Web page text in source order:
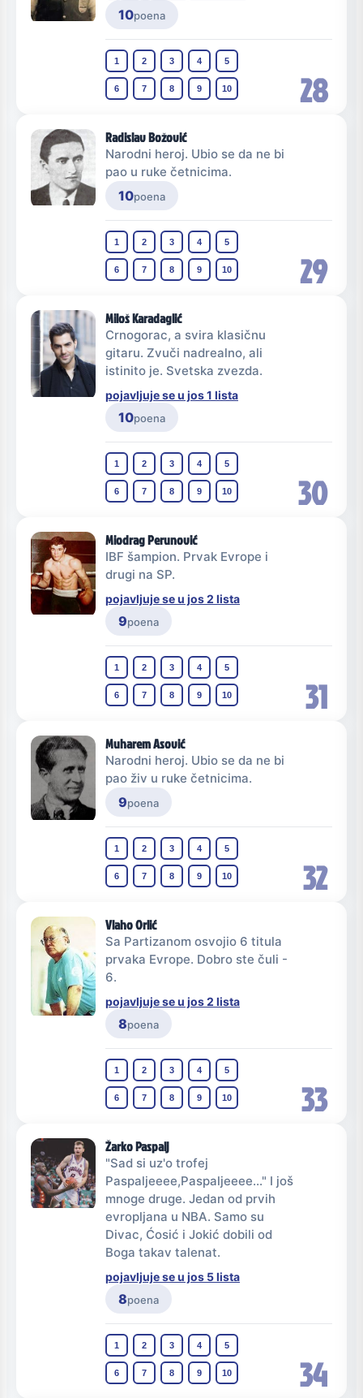
28
10poena
1 2 3 4 5
6 7 8 9 10
29
Radislav Božović
Narodni heroj. Ubio se da ne bi
pao u ruke četnicima.
10poena
1 2 3 4 5
6 7 8 9 10
30
Miloš Karadaglić
Crnogorac, a svira klasičnu
gitaru. Zvuči nadrealno, ali
istinito je. Svetska zvezda.
pojavljuje se u jos 1 lista
10poena
1 2 3 4 5
6 7 8 9 10
31
Miodrag Perunović
IBF šampion. Prvak Evrope i
drugi na SP.
pojavljuje se u jos 2 lista
9poena
1 2 3 4 5
6 7 8 9 10
32
Muharem Asović
Narodni heroj. Ubio se da ne bi
pao živ u ruke četnicima.
9poena
1 2 3 4 5
6 7 8 9 10
33
Vlaho Orlić
Sa Partizanom osvojio 6 titula
prvaka Evrope. Dobro ste čuli -
6.
pojavljuje se u jos 2 lista
8poena
1 2 3 4 5
6 7 8 9 10
34
Žarko Paspalj
"Sad si uz'o trofej
Paspaljeeee,Paspaljeeee..." I još
mnoge druge. Jedan od prvih
evropljana u NBA. Samo su
Divac, Ćosić i Jokić dobili od
Boga takav talenat.
pojavljuje se u jos 5 lista
8poena
1 2 3 4 5
6 7 8 9 10